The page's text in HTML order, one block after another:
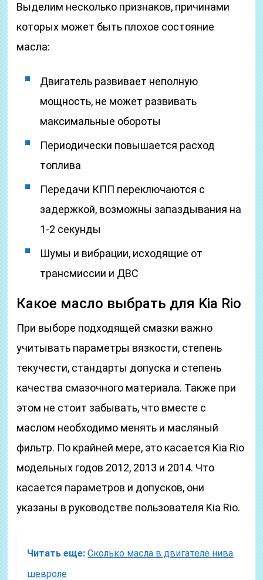
Выделим несколько признаков, причинами
которых может быть плохое состояние
масла:
Двигатель развивает неполную
мощность, не может развивать
максимальные обороты
Периодически повышается расход
топлива
Передачи КПП переключаются с
задержкой, возможны запаздывания на
1-2 секунды
Шумы и вибрации, исходящие от
трансмиссии и ДВС
Какое масло выбрать для Kia Rio
При выборе подходящей смазки важно
учитывать параметры вязкости, степень
текучести, стандарты допуска и степень
качества смазочного материала. Также при
этом не стоит забывать, что вместе с
маслом необходимо менять и масляный
фильтр. По крайней мере, это касается Kia Rio
модельных годов 2012, 2013 и 2014. Что
касается параметров и допусков, они
указаны в руководстве пользователя Kia Rio.
Читать еще: Сколько масла в двигателе нива
шевроле